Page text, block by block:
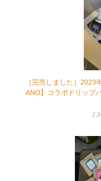
［完売しました］2023
ANO】コラボドリップ